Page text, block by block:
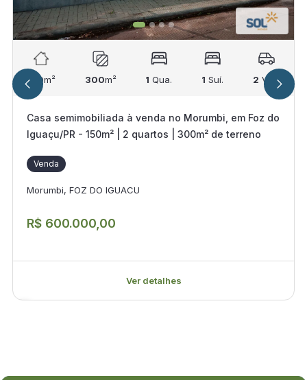
150m² 300m² 1 Qua. 1 Suí. 2 Vag.
Casa semimobiliada à venda no Morumbi, em Foz do
Iguaçu/PR - 150m² | 2 quartos | 300m² de terreno
Venda
Morumbi, FOZ DO IGUACU
R$ 600.000,00
Ver detalhes